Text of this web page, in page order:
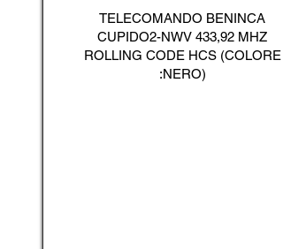
TELECOMANDO BENINCA
CUPIDO2-NWV 433,92 MHZ
ROLLING CODE HCS (COLORE
:NERO)